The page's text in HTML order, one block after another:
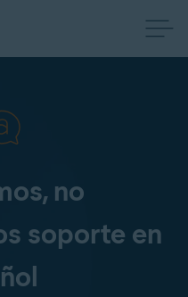
no
soporte en